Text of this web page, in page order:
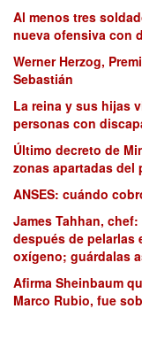
Al menos tres
nueva ofensiva con
Werner Herzog,
Sebastián
La reina y sus hijas
personas con
Último decreto de
zonas apartadas del
ANSES: cuándo
James Tahhan,
después de pelarlas
oxígeno; guárdalas
Afirma Sheinbaum
Marco Rubio, fue